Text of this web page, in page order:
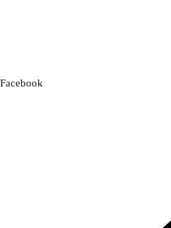
Facebook